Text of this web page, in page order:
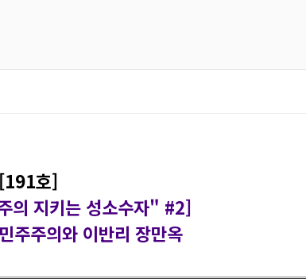
[191호]
의 지키는 성소수자" #2]
주주의와 이반리 장만옥